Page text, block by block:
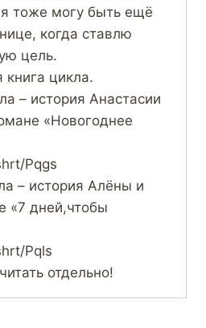
тоже могу быть ещё
когда ставлю
цель.
книга цикла.
– история Анастасии
«Новогоднее
Pqgs
– история Алёны и
«7 дней,чтобы
Pqls
отдельно!